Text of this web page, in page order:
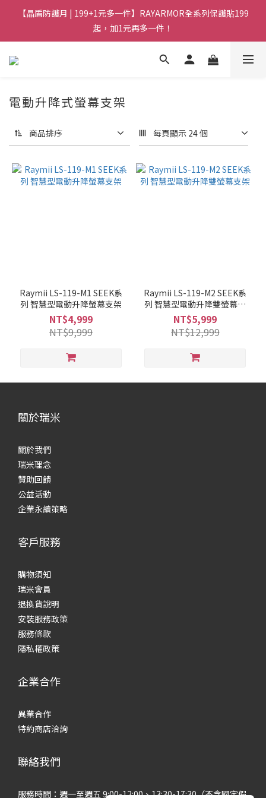
【晶盾防護月 | 199+1元多一件】RAYARMOR全系列保護貼199
起，加1元再多一件！
電動升降式螢幕支架
商品排序 每頁顯示 24 個
Raymii LS-119-M1 SEEK系
列 智慧型電動升降螢幕支架
NT$4,999
NT$9,999
Raymii LS-119-M2 SEEK系
列 智慧型電動升降雙螢幕支
架
NT$5,999
NT$12,999
關於瑞米
關於我們
瑞米理念
贊助回饋
公益活動
企業永續策略
客戶服務
購物須知
瑞米會員
退換貨說明
安裝服務政策
服務條款
隱私權政策
企業合作
異業合作
特約商店洽詢
聯絡我們
服務時間：週一至週五 9:00-12:00、13:30-17:30（不含國定假